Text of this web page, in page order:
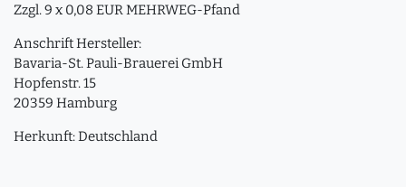
Zzgl. 9 x 0,08 EUR MEHRWEG-Pfand
Anschrift Hersteller:
Bavaria-St. Pauli-Brauerei GmbH
Hopfenstr. 15
20359 Hamburg
Herkunft: Deutschland